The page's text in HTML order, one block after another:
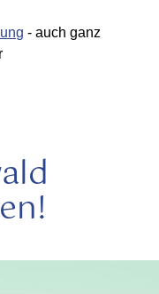
- auch ganz